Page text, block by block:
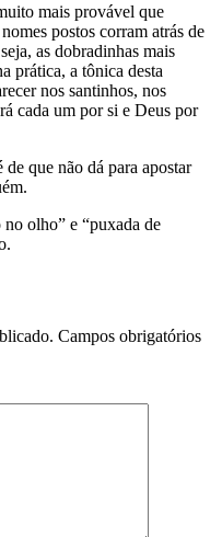
mais provável que
postos corram atrás de
as dobradinhas mais
prática, a tônica desta
nos santinhos, nos
cada um por si e Deus por
que não dá para apostar
olho” e “puxada de
Campos obrigatórios